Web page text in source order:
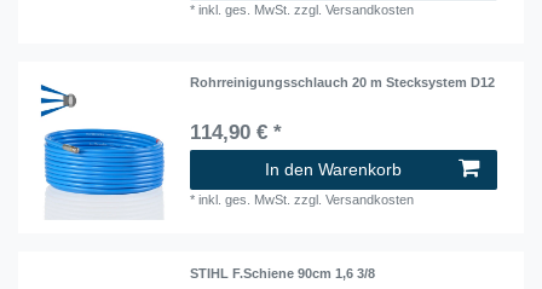
*inkl. ges. MwSt. zzgl.Versandkosten
Rohrreinigungsschlauch 20 m Stecksystem D12
114,90 € *
In den Warenkorb
*inkl. ges. MwSt. zzgl.Versandkosten
STIHL F.Schiene 90cm 1,6 3/8